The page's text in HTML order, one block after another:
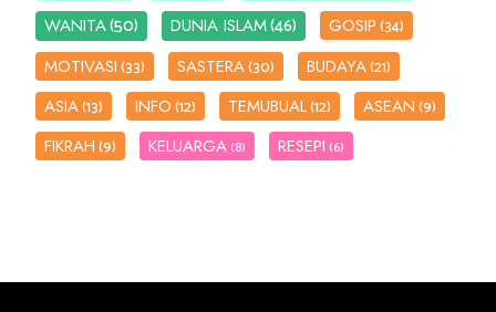
WANITA(50) DUNIA ISLAM(46) GOSIP(34)
MOTIVASI(33) SASTERA(30) BUDAYA(21)
ASIA(13) INFO(12) TEMUBUAL(12) ASEAN(9)
FIKRAH(9) KELUARGA (8) RESEPI (6)